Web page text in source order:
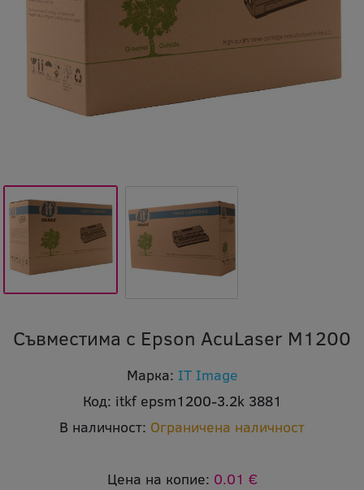
Съвместима с Epson AcuLaser M1200
Марка: IT Image
Код: itkf epsm1200-3.2k 3881
В наличност: Ограничена наличност
Цена на копие: 0.01 €